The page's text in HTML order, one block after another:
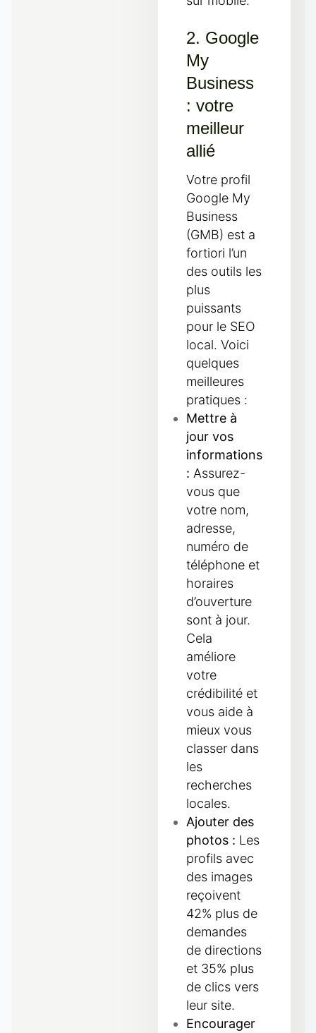
2. Google
My
Business
: votre
meilleur
allié
Votre profil
Google My
Business
(GMB) est a
fortiori l’un
des outils les
plus
puissants
pour le SEO
local. Voici
quelques
meilleures
pratiques :
Mettre à
jour vos
informations
: Assurez-
vous que
votre nom,
adresse,
numéro de
téléphone et
horaires
d’ouverture
sont à jour.
Cela
améliore
votre
crédibilité et
vous aide à
mieux vous
classer dans
les
recherches
locales.
Ajouter des
photos : Les
profils avec
des images
reçoivent
42% plus de
demandes
de directions
et 35% plus
de clics vers
leur site.
Encourager